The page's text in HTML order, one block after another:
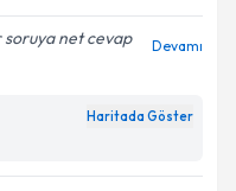
soruya net cevap
Devamı
Haritada Göster